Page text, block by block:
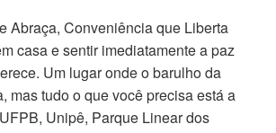
Abraça, Conveniência que Liberta
casa e sentir imediatamente a paz
Um lugar onde o barulho da
mas tudo o que você precisa está a
Unipê, Parque Linear dos